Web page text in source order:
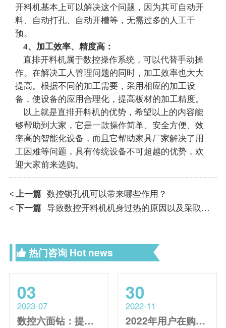
开料机基本上可以解决这个问题，因为其可自动开
料、自动打孔、自动开槽等，无需过多的人工干
预。
4、加工效率、精度高：
直排开料机属于数控操作系统，可以代替手动操
作。在解决工人管理问题的同时，加工效率也大大
提高。根据不同的加工需要，采用相应的加工设
备，使设备的应用合理化，提高板材的加工精度。
以上就是直排开料机的优势，希望以上的内容能
够帮助到大家，它是一款操作简单、安全方便、效
率高的智能化设备，而且它帮助家具厂家解决了用
工困难等问题，具有传统设备不可超越的优势，欢
迎大家前来选购。
< 上一篇 数控锁孔机可以带来哪些作用？
< 下一篇 导致数控开料机机身过热的原因以及采取措施是什么
热门咨询 Hot news
03
2023-07
数控六面钻：提高打孔精度和产品质量
30
2022-11
2022年用户在购买数控六面钻时比较关心的问题汇总